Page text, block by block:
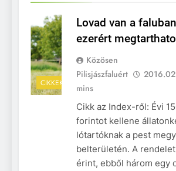
CIKKEK
Lovad van a
ezerért
Közösen
Pilisjászfaluért
mins
Cikk az Index-ről: Évi
forintot kellene
lótartóknak a pest
belterületén. A
érint, ebből három egy